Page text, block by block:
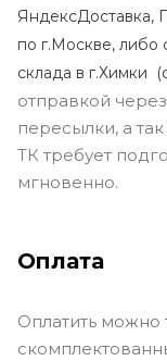
ЯндексДоставка,
по г.Москве, либо
склада в г.Химки
отправкой
пересылки, а
ТК требует
мгновенно.
Оплата
Оплатить можно